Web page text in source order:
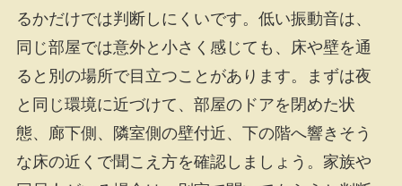
るかだけでは判断しにくいです。低い振動音は、
同じ部屋では意外と小さく感じても、床や壁を通
ると別の場所で目立つことがあります。まずは夜
と同じ環境に近づけて、部屋のドアを閉めた状
態、廊下側、隣室側の壁付近、下の階へ響きそう
な床の近くで聞こえ方を確認しましょう。家族や